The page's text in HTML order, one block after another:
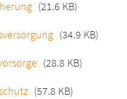
(21.6 KB)
(34.9 KB)
(28.8 KB)
(57.8 KB)